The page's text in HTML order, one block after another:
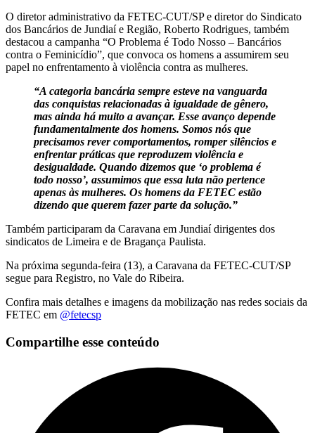
O diretor administrativo da FETEC-CUT/SP e diretor do Sindicato
dos Bancários de Jundiaí e Região, Roberto Rodrigues, também
destacou a campanha “O Problema é Todo Nosso – Bancários
contra o Feminicídio”, que convoca os homens a assumirem seu
papel no enfrentamento à violência contra as mulheres.
“A categoria bancária sempre esteve na vanguarda
das conquistas relacionadas à igualdade de gênero,
mas ainda há muito a avançar. Esse avanço depende
fundamentalmente dos homens. Somos nós que
precisamos rever comportamentos, romper silêncios e
enfrentar práticas que reproduzem violência e
desigualdade. Quando dizemos que ‘o problema é
todo nosso’, assumimos que essa luta não pertence
apenas às mulheres. Os homens da FETEC estão
dizendo que querem fazer parte da solução.”
Também participaram da Caravana em Jundiaí dirigentes dos
sindicatos de Limeira e de Bragança Paulista.
Na próxima segunda-feira (13), a Caravana da FETEC-CUT/SP
segue para Registro, no Vale do Ribeira.
Confira mais detalhes e imagens da mobilização nas redes sociais da
FETEC em @fetecsp
Compartilhe esse conteúdo